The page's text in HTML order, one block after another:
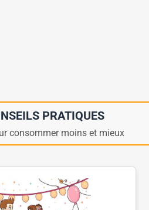
PRATIQUES
consommer moins et mieux